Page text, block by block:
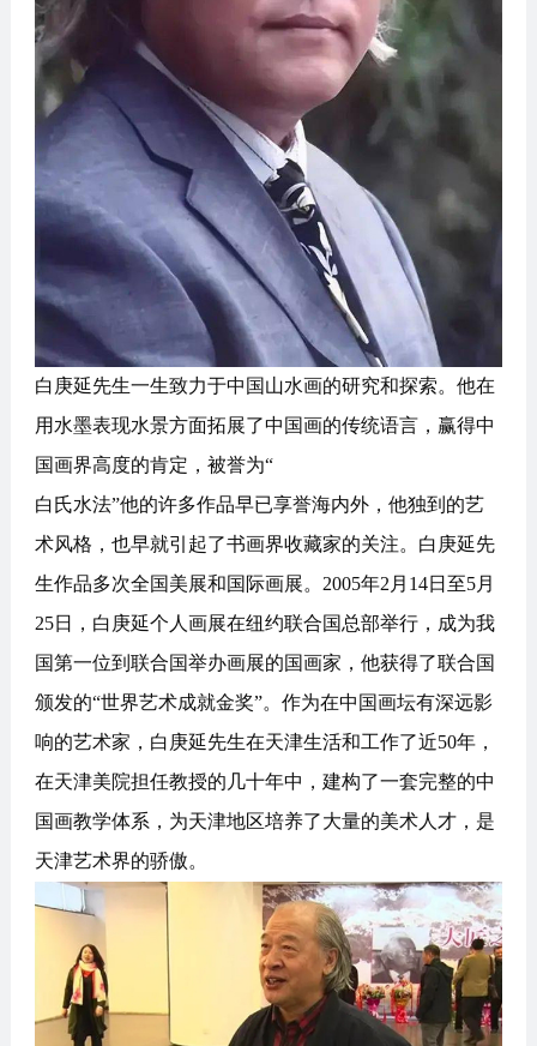
白庚延先生一生致力于中国山水画的研究和探索。他在
用水墨表现水景方面拓展了中国画的传统语言，赢得中
国画界高度的肯定，被誉为“
白氏水法”他的许多作品早已享誉海内外，他独到的艺
术风格，也早就引起了书画界收藏家的关注。白庚延先
生作品多次全国美展和国际画展。2005年2月14日至5月
25日，白庚延个人画展在纽约联合国总部举行，成为我
国第一位到联合国举办画展的国画家，他获得了联合国
颁发的“世界艺术成就金奖”。作为在中国画坛有深远影
响的艺术家，白庚延先生在天津生活和工作了近50年，
在天津美院担任教授的几十年中，建构了一套完整的中
国画教学体系，为天津地区培养了大量的美术人才，是
天津艺术界的骄傲。